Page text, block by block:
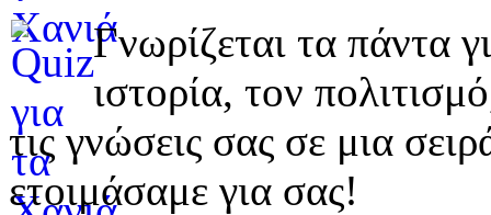
Γνωρίζεται τα πάντα
ιστορία, τον
τις γνώσεις σας σε μια
ετοιμάσαμε για σας!